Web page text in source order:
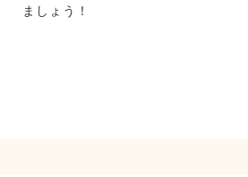
ましょう！